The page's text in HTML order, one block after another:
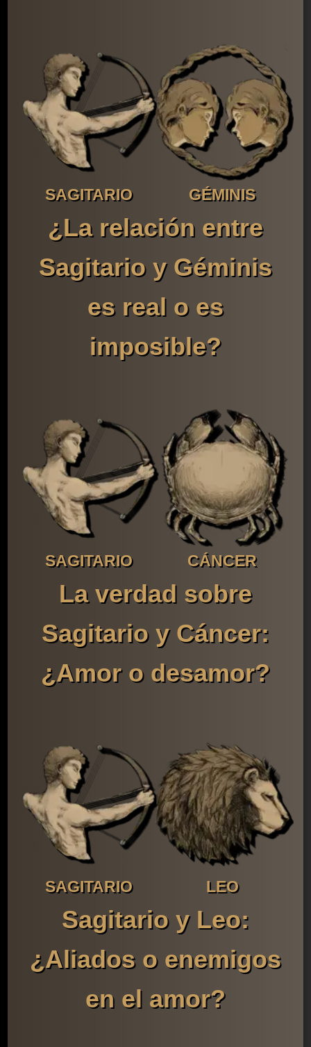
SAGITARIO GÉMINIS
¿La relación entre
Sagitario y Géminis
es real o es
imposible?
SAGITARIO CÁNCER
La verdad sobre
Sagitario y Cáncer:
¿Amor o desamor?
SAGITARIO LEO
Sagitario y Leo:
¿Aliados o enemigos
en el amor?